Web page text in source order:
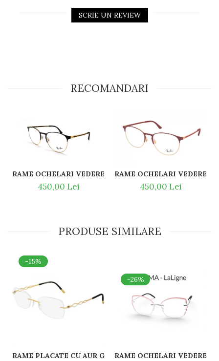
SCRIE UN REVIEW
RECOMANDARI
RAME OCHELARI VEDERE RAY BAN RB6375 2890 51
450,00 Lei
RAME OCHELARI VEDERE
450,00 Lei
PRODUSE SIMILARE
-15%
-26%
RAME OCHELARI VEDERE